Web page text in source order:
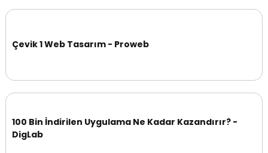
Çevik 1 Web Tasarım - Proweb
100 Bin İndirilen Uygulama Ne Kadar Kazandırır? -
DigLab